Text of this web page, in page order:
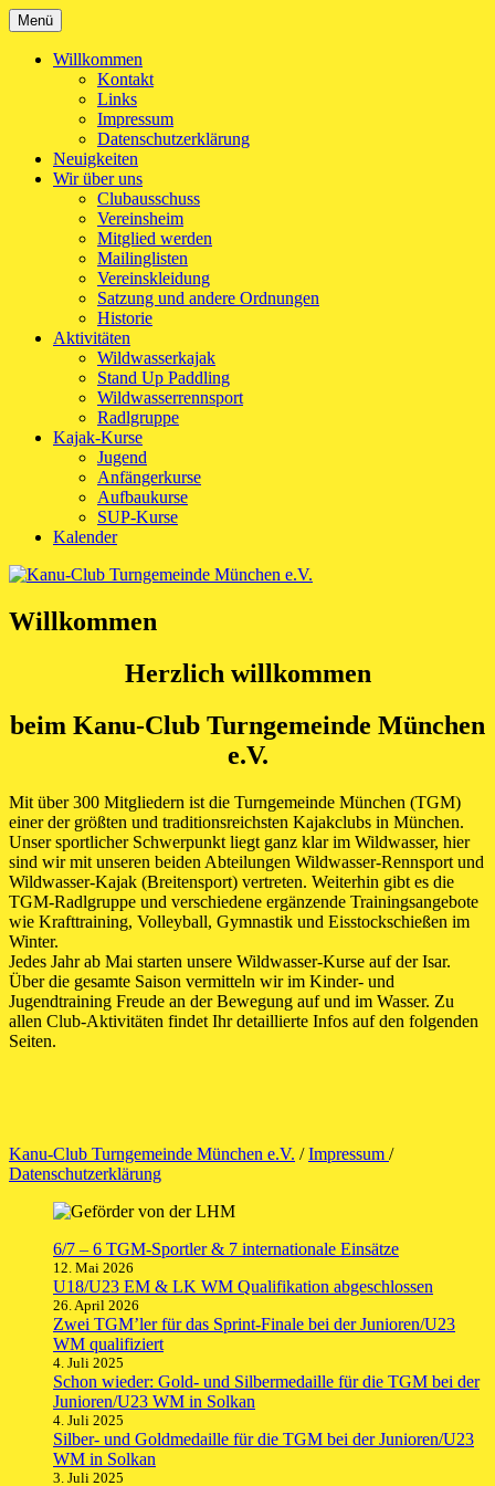
Zum
Inhalt
springen
Kanu-Club Turngemeinde München e.V.
Kanu fahren in München
Menü
Willkommen
Kontakt
Links
Impressum
Datenschutzerklärung
Neuigkeiten
Wir über uns
Clubausschuss
Vereinsheim
Mitglied werden
Mailinglisten
Vereinskleidung
Satzung und andere Ordnungen
Historie
Aktivitäten
Wildwasserkajak
Stand Up Paddling
Wildwasserrennsport
Radlgruppe
Kajak-Kurse
Jugend
Anfängerkurse
Aufbaukurse
SUP-Kurse
Kalender
Willkommen
Herzlich willkommen
beim Kanu-Club Turngemeinde München
e.V.
Mit über 300 Mitgliedern ist die Turngemeinde München (TGM)
einer der größten und traditionsreichsten Kajakclubs in München.
Unser sportlicher Schwerpunkt liegt ganz klar im Wildwasser, hier
sind wir mit unseren beiden Abteilungen Wildwasser-Rennsport und
Wildwasser-Kajak (Breitensport) vertreten. Weiterhin gibt es die
TGM-Radlgruppe und verschiedene ergänzende Trainingsangebote
wie Krafttraining, Volleyball, Gymnastik und Eisstockschießen im
Winter.
Jedes Jahr ab Mai starten unsere Wildwasser-Kurse auf der Isar.
Über die gesamte Saison vermitteln wir im Kinder- und
Jugendtraining Freude an der Bewegung auf und im Wasser. Zu
allen Club-Aktivitäten findet Ihr detaillierte Infos auf den folgenden
Seiten.
Kanu-Club Turngemeinde München e.V. /Impressum /
Datenschutzerklärung
6/7 – 6 TGM-Sportler & 7 internationale Einsätze
12. Mai 2026
U18/U23 EM & LK WM Qualifikation abgeschlossen
26. April 2026
Zwei TGM’ler für das Sprint-Finale bei der Junioren/U23
WM qualifiziert
4. Juli 2025
Schon wieder: Gold- und Silbermedaille für die TGM bei der
Junioren/U23 WM in Solkan
4. Juli 2025
Silber- und Goldmedaille für die TGM bei der Junioren/U23
WM in Solkan
3. Juli 2025